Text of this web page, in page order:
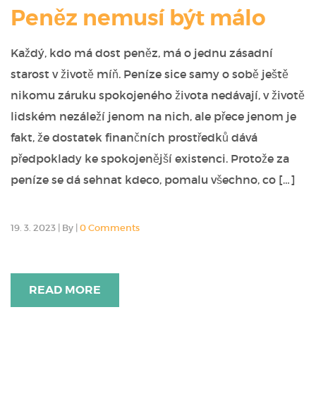
Peněz nemusí být málo
Každý, kdo má dost peněz, má o jednu zásadní
starost v životě míň. Peníze sice samy o sobě ještě
nikomu záruku spokojeného života nedávají, v životě
lidském nezáleží jenom na nich, ale přece jenom je
fakt, že dostatek finančních prostředků dává
předpoklady ke spokojenější existenci. Protože za
peníze se dá sehnat kdeco, pomalu všechno, co […]
19. 3. 2023 | By | 0 Comments
READ MORE